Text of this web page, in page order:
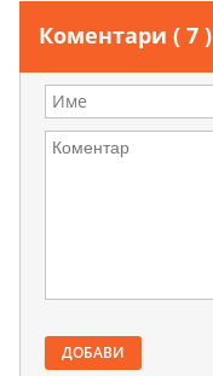
Коментари ( 7 )
ДОБАВИ